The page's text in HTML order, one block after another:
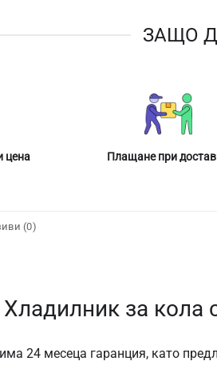
ЗАЩО
цена Плащане при
(0)
Хладилник за кола
24 месеца гаранция, като